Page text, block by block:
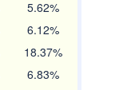
5.62%
6.12%
18.37%
6.83%